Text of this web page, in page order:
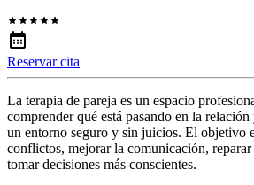
Reservar cita
La terapia de pareja es un espacio
comprender qué está pasando en la
un entorno seguro y sin juicios. El objetivo
conflictos, mejorar la comunicación,
tomar decisiones más conscientes.